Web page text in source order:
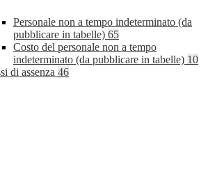
Personale non a tempo indeterminato (da
pubblicare in tabelle) 65
Costo del personale non a tempo
indeterminato (da pubblicare in tabelle) 10
di assenza 46